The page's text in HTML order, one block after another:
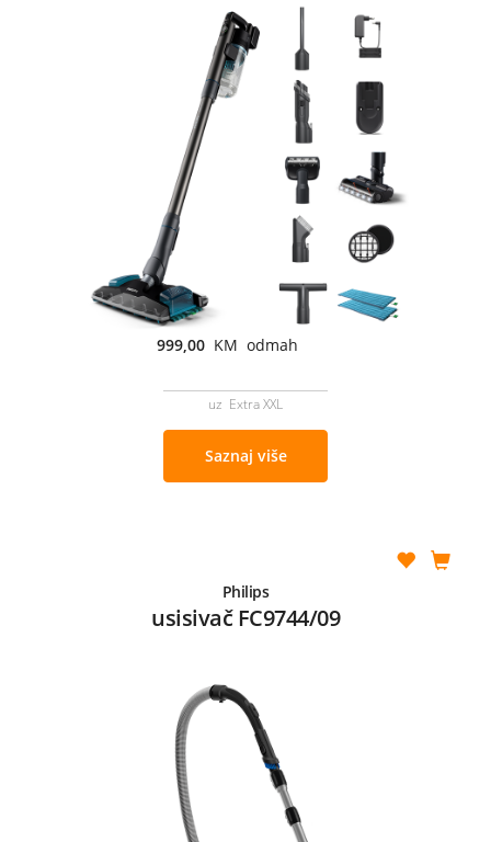
999,00 KM odmah
uz Extra XXL
Saznaj više
Philips
usisivač FC9744/09